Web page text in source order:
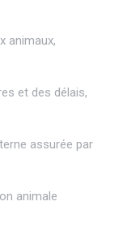
animaux,
et des délais,
assurée par
animale